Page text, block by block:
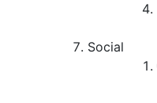
Social